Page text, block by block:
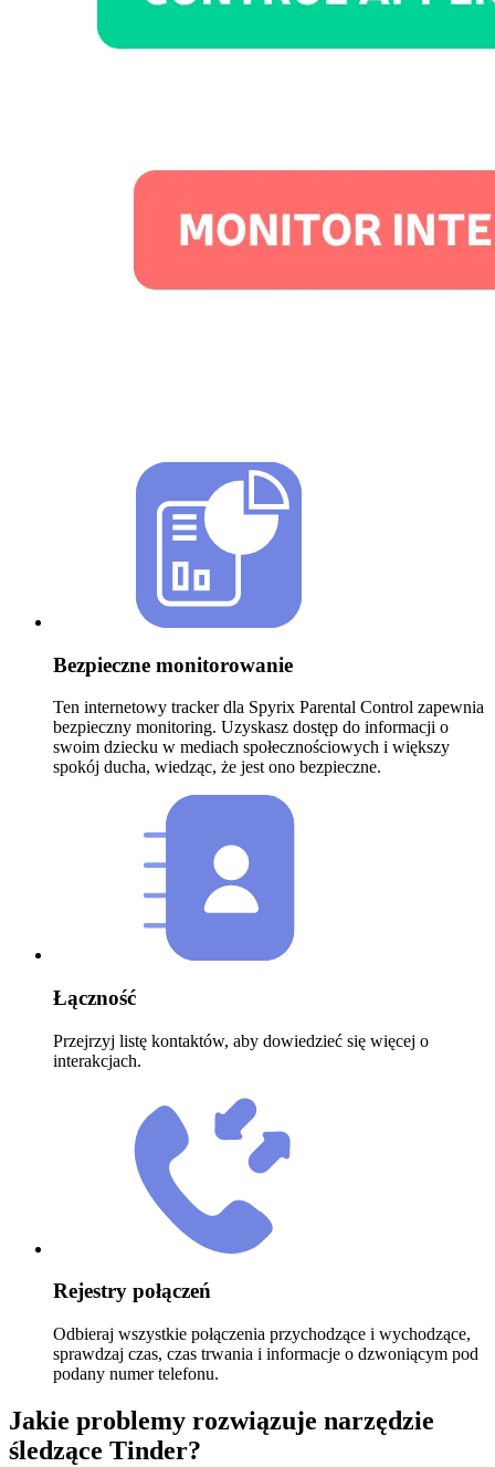
Bezpieczne monitorowanie
Ten internetowy tracker dla Spyrix Parental Control zapewnia
bezpieczny monitoring. Uzyskasz dostęp do informacji o
swoim dziecku w mediach społecznościowych i większy
spokój ducha, wiedząc, że jest ono bezpieczne.
Łączność
Przejrzyj listę kontaktów, aby dowiedzieć się więcej o
interakcjach.
Rejestry połączeń
Odbieraj wszystkie połączenia przychodzące i wychodzące,
sprawdzaj czas, czas trwania i informacje o dzwoniącym pod
podany numer telefonu.
Jakie problemy rozwiązuje narzędzie
śledzące Tinder?